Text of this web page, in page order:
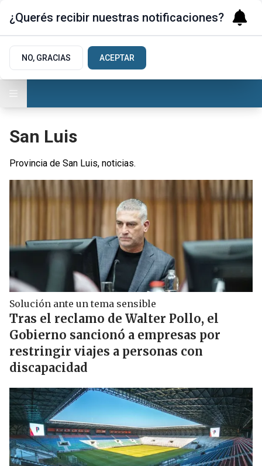
San Luis
Provincia de San Luis, noticias.
Solución ante un tema sensible
Tras el reclamo de Walter Pollo, el
Gobierno sancionó a empresas por
restringir viajes a personas con
discapacidad
¿Querés recibir nuestras notificaciones?
NO, GRACIAS ACEPTAR